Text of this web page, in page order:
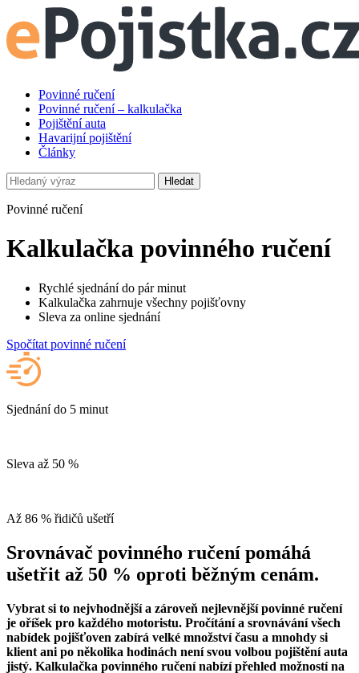
Povinné ručení
Povinné ručení – kalkulačka
Pojištění auta
Havarijní pojištění
Články
Hledat
Povinné ručení
Kalkulačka povinného ručení
Rychlé sjednání do pár minut
Kalkulačka zahrnuje všechny pojišťovny
Sleva za online sjednání
Spočítat povinné ručení
Sjednání do 5 minut
Sleva až 50 %
Až 86 % řidičů ušetří
Srovnávač povinného ručení pomáhá
ušetřit až 50 % oproti běžným cenám.
Vybrat si to nejvhodnější a zároveň nejlevnější povinné ručení
je oříšek pro každého motoristu. Pročítání a srovnávání všech
nabídek pojišťoven zabírá velké množství času a mnohdy si
klient ani po několika hodinách není svou volbou pojištění auta
jistý. Kalkulačka povinného ručení nabízí přehled možností na